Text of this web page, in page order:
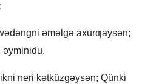
ǝmǝlgǝ axurƣaysǝn;
ǝyminidu.
neri kǝtküzgǝysǝn; Qünki